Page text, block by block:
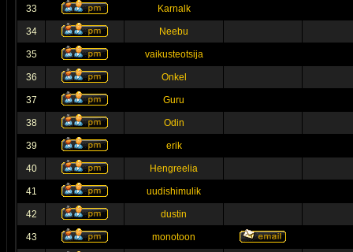
33 Karnalk
34 Neebu
35 vaikusteotsija
36 Onkel
37 Guru
38 Odin
39 erik
40 Hengreelia
41 uudishimulik
42 dustin
43 monotoon